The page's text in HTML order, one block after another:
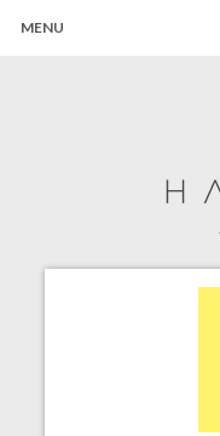
MENU